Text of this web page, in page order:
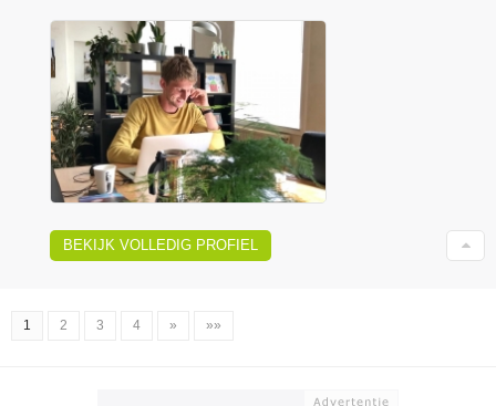
BEKIJK VOLLEDIG PROFIEL
1 2 3 4 » »»